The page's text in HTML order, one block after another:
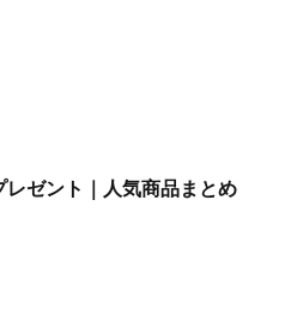
ゼント｜人気商品まとめ